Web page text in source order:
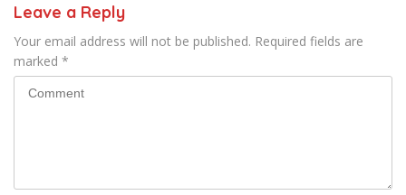
Leave a Reply
Your email address will not be published. Required fields are
marked *